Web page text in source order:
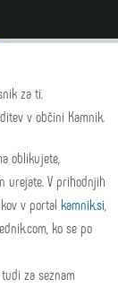
za ti.
v občini Kamnik.
oblikujete,
urejate. V prihodnjih
v portal kamnik.si
ko se po
za seznam